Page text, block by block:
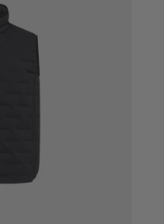
PRIS HØY TIL LAV
HVA ER NYTT